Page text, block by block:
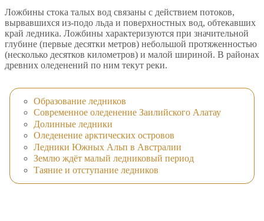
Ложбины стока талых вод связаны с действием потоков,
вырвавшихся из-подо льда и поверхностных вод, обтекавших
край ледника. Ложбины характеризуются при значительной
глубине (первые десятки метров) небольшой протяженностью
(несколько десятков километров) и малой шириной. В районах
древних оледенений по ним текут реки.
Образование ледников
Современное оледенение Заилийского Алатау
Долинные ледники
Оледенение арктических островов
Ледники Южных Альп в Австралии
Землю ждёт малый ледниковый период
Таяние и отступание ледников